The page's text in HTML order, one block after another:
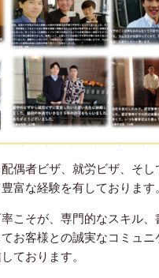
偶者ビザ、就労ビザ、そし
富な経験を有しております。
こそが、専門的なスキル、
お客様との誠実なコミュニ
ております。